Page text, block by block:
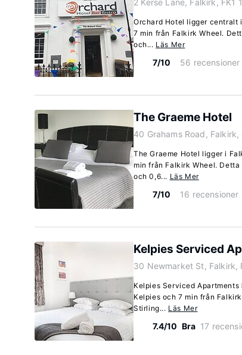
2 Kerse Lane, Falkirk, FK1
Orchard Hotel ligger centralt
7 min från Falkirk Wheel.
och... Läs Mer
7/10 56 recensioner
The Graeme Hotel
40 Grahams Road, Falkirk,
The Graeme Hotel ligger i
min från Falkirk Wheel.
och 0,6... Läs Mer
7/10 16 recensioner
Kelpies Serviced
30 Newmarket St, Falkirk,
Kelpies Serviced
Kelpies och 7 min från
Stirling... Läs Mer
7.4/10 Bra 17